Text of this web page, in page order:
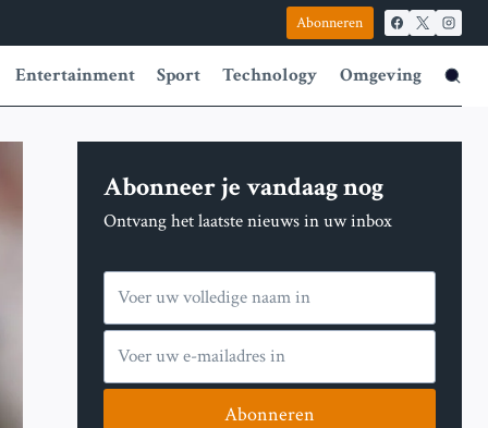
Abonneren
Entertainment Sport Technology Omgeving
Abonneer je vandaag nog
Ontvang het laatste nieuws in uw inbox
Abonneren